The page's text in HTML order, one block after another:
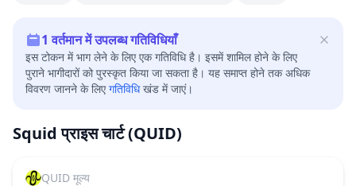
1 वर्तमान में उपलब्ध गतिविधियाँ
इस टोकन में भाग लेने के लिए एक गतिविधि है। इसमें शामिल होने के लिए
पुराने भागीदारों को पुरस्कृत किया जा सकता है। यह समाप्त होने तक अधिक
विवरण जानने के लिए गतिविधिखंड में जाएं।
Squid प्राइस चार्ट (QUID)
QUID मूल्य